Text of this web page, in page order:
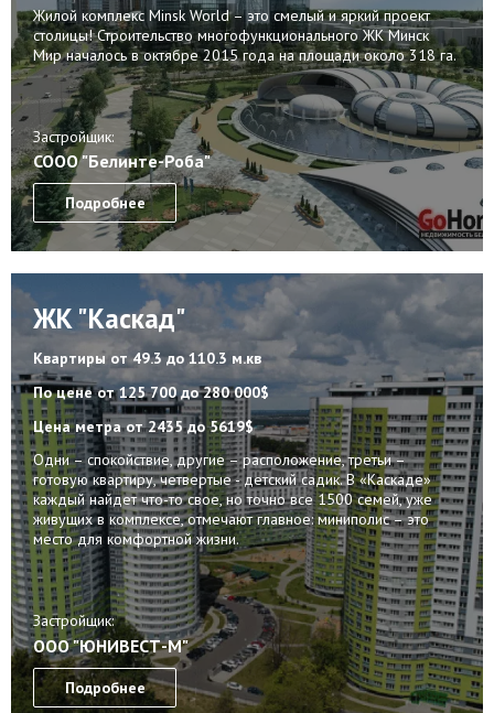
Жилой комплекс Minsk World – это смелый и яркий проект
столицы! Строительство многофункционального ЖК Минск
Мир началось в октябре 2015 года на площади около 318 га.
Застройщик:
СООО "Белинте-Роба"
Подробнее
ЖК "Каскад"
Квартирыот 49.3 до 110.3 м.кв
По ценеот 125 700 до 280 000$
Цена метраот 2435 до 5619$
Одни – спокойствие, другие – расположение, третьи –
готовую квартиру, четвертые - детский садик. В «Каскаде»
каждый найдет что-то свое, но точно все 1500 семей, уже
живущих в комплексе, отмечают главное: миниполис – это
место для комфортной жизни.
Застройщик:
ООО "ЮНИВЕСТ-М"
Подробнее